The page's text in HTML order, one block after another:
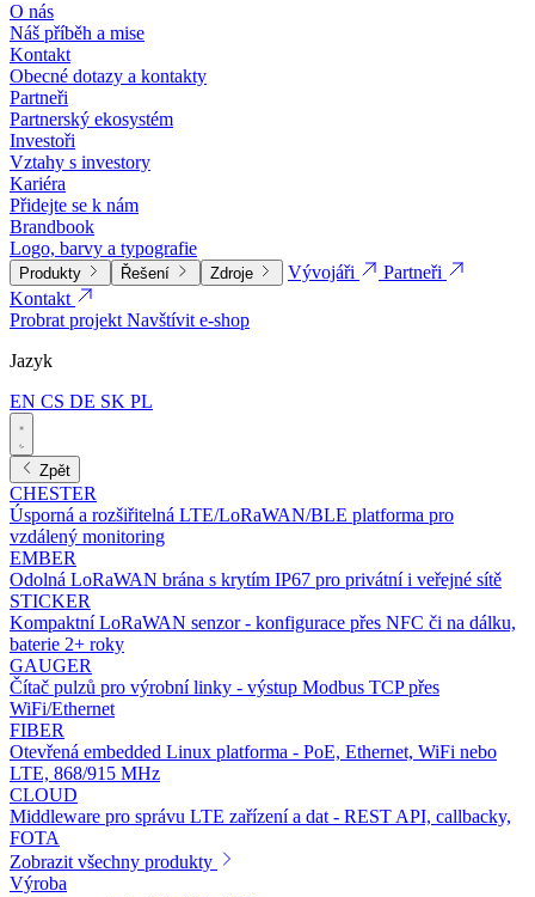
O nás
Náš příběh a mise
Kontakt
Obecné dotazy a kontakty
Partneři
Partnerský ekosystém
Investoři
Vztahy s investory
Kariéra
Přidejte se k nám
Brandbook
Logo, barvy a typografie
Produkty Řešení Zdroje Vývojáři
Partneři
Kontakt
Probrat projektNavštívit e-shop
Jazyk
EN CS DE SK PL
Zpět
CHESTER
Úsporná a rozšiřitelná LTE/LoRaWAN/BLE platforma pro
vzdálený monitoring
EMBER
Odolná LoRaWAN brána s krytím IP67 pro privátní i veřejné sítě
STICKER
Kompaktní LoRaWAN senzor - konfigurace přes NFC či na dálku,
baterie 2+ roky
GAUGER
Čítač pulzů pro výrobní linky - výstup Modbus TCP přes
WiFi/Ethernet
FIBER
Otevřená embedded Linux platforma - PoE, Ethernet, WiFi nebo
LTE, 868/915 MHz
CLOUD
Middleware pro správu LTE zařízení a dat - REST API, callbacky,
FOTA
Zobrazit všechny produkty
Výroba